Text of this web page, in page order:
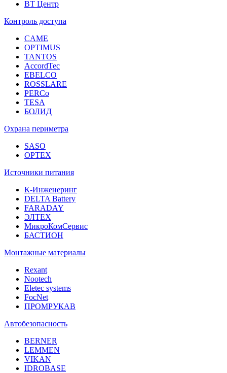
ВТ Центр
Контроль доступа
CAME
OPTIMUS
TANTOS
AccordTec
EBELCO
ROSSLARE
PERCo
TESA
БОЛИД
Охрана периметра
SASO
OPTEX
Источники питания
К-Инженеринг
DELTA Battery
FARADAY
ЭЛТЕХ
МикроКомСервис
БАСТИОН
Монтажные материалы
Rexant
Nootech
Eletec systems
FocNet
ПРОМРУКАВ
Автобезопасность
BERNER
LEMMEN
VIKAN
IDROBASE